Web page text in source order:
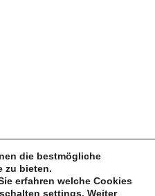
die bestmögliche
zu bieten.
erfahren welche Cookies
settings. Weiter